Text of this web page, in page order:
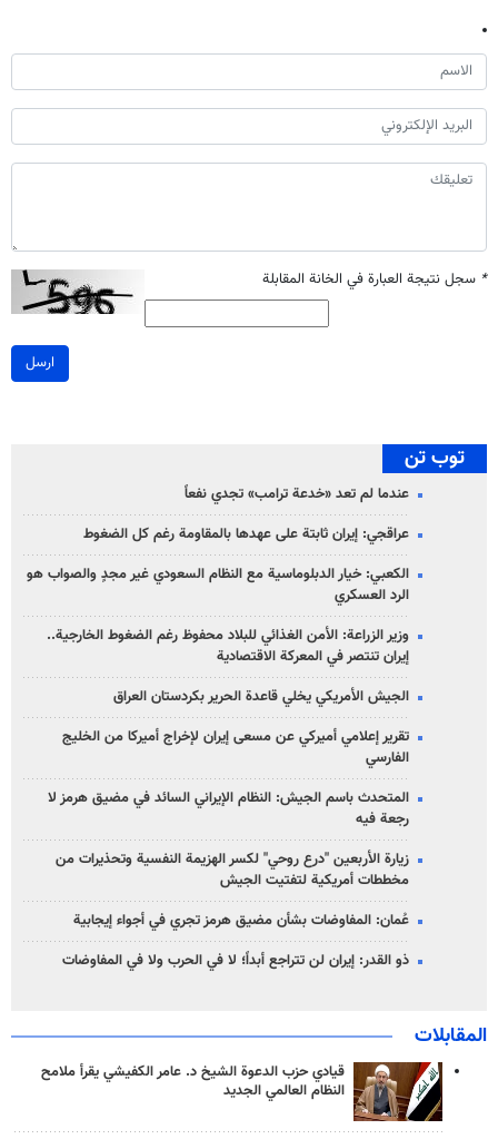
* سجل نتيجة العبارة في الخانة المقابلة
ارسل
توب تن
عندما لم تعد «خدعة ترامب» تجدي نفعاً
عراقجي: إيران ثابتة على عهدها بالمقاومة رغم كل الضغوط
الكعبي: خيار الدبلوماسية مع النظام السعودي غير مجدٍ والصواب هو
الرد العسكري
وزير الزراعة: الأمن الغذائي للبلاد محفوظ رغم الضغوط الخارجية..
إيران تنتصر في المعركة الاقتصادية
الجيش الأمريكي يخلي قاعدة الحرير بكردستان العراق
تقرير إعلامي أميركي عن مسعى إيران لإخراج أميركا من الخليج
الفارسي
المتحدث باسم الجيش: النظام الإيراني السائد في مضيق هرمز لا
رجعة فيه
زيارة الأربعين "درع روحي" لكسر الهزيمة النفسية وتحذيرات من
مخططات أمريكية لتفتيت الجيش
عُمان: المفاوضات بشأن مضيق هرمز تجري في أجواء إيجابية
ذو القدر: إيران لن تتراجع أبداً؛ لا في الحرب ولا في المفاوضات
المقابلات
قيادي حزب الدعوة الشيخ د. عامر الكفيشي يقرأ ملامح
النظام العالمي الجديد